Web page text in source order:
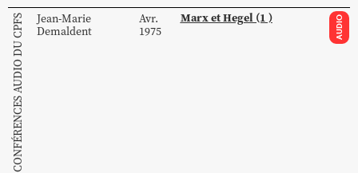
CONFÉRENCES AUDIO DU CPFS
Jean-Marie
Demaldent
Avr.
1975
Marx et Hegel (1 ) AUDIO